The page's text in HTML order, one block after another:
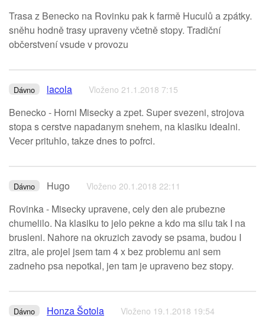
Trasa z Benecko na Rovinku pak k farmě Huculů a zpátky.
sněhu hodně trasy upraveny včetně stopy. Tradiční
občerstvení vsude v provozu
Dávno lacola Vloženo 21.1.2018 7:15
Benecko - Horni Misecky a zpet. Super svezeni, strojova
stopa s cerstve napadanym snehem, na klasiku idealni.
Vecer prituhlo, takze dnes to pofrci.
Dávno Hugo Vloženo 20.1.2018 22:11
Rovinka - Misecky upravene, cely den ale prubezne
chumelilo. Na klasiku to jelo pekne a kdo ma silu tak I na
brusleni. Nahore na okruzich zavody se psama, budou I
zitra, ale projel jsem tam 4 x bez problemu ani sem
zadneho psa nepotkal, jen tam je upraveno bez stopy.
Dávno Honza Šotola Vloženo 19.1.2018 19:54